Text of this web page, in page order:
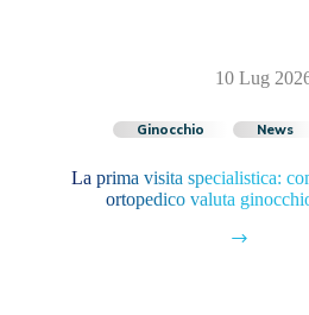
10 Lug
Ginocchio News
La prima visita specialistica:
ortopedico valuta